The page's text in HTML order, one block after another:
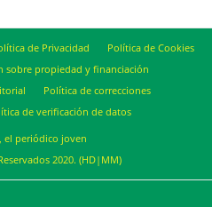
de Privacidad
Política de Cookies
sobre propiedad y financiación
Política de correcciones
de verificación de datos
el periódico joven
2020. (HD|MM)